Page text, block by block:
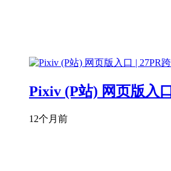
Pixiv (P站) 网页版入口
12个月前